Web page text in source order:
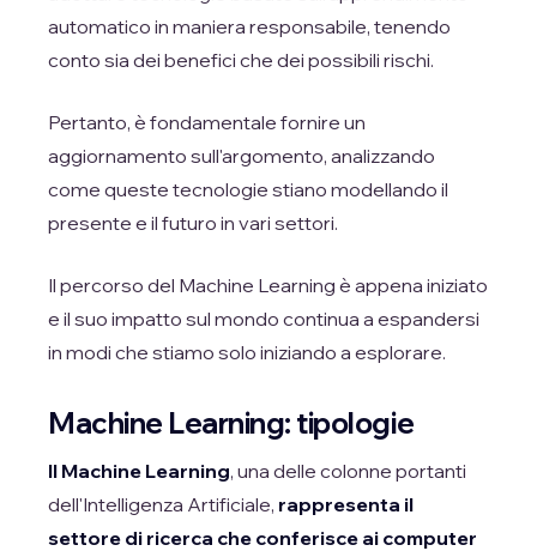
automatico in maniera responsabile, tenendo
conto sia dei benefici che dei possibili rischi.
Pertanto, è fondamentale fornire un
aggiornamento sull'argomento, analizzando
come queste tecnologie stiano modellando il
presente e il futuro in vari settori.
Il percorso del Machine Learning è appena iniziato
e il suo impatto sul mondo continua a espandersi
in modi che stiamo solo iniziando a esplorare.
Machine Learning: tipologie
Il Machine Learning, una delle colonne portanti
dell'Intelligenza Artificiale, rappresenta il
settore di ricerca che conferisce ai computer